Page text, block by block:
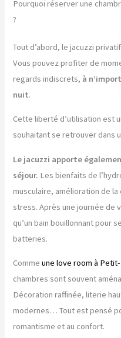
Pourquoi réserver une
?
Tout d’abord, le jacuzzi
Vous pouvez profiter de
regards indiscrets, à
nuit.
Cette liberté d’utilisation est
souhaitant se retrouver dans
Le jacuzzi apporte
séjour. Les bienfaits de
musculaire, amélioration de
stress. Après une journée de
qu’un bain bouillonnant pour
batteries.
Comme une love room à
chambres sont souvent
Décoration raffinée, literie
modernes… Tout est pensé
romantisme et au confort.